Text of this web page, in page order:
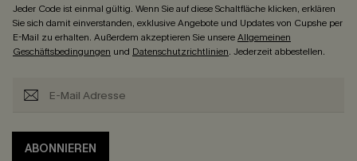
Jeder Code ist einmal gültig. Wenn Sie auf diese Schaltfläche klicken, erklären
Sie sich damit einverstanden, exklusive Angebote und Updates von Cupshe per
E-Mail zu erhalten. Außerdem akzeptieren Sie unsereAllgemeinen
Geschäftsbedingungen und Datenschutzrichtlinien. Jederzeit abbestellen.
ABONNIEREN